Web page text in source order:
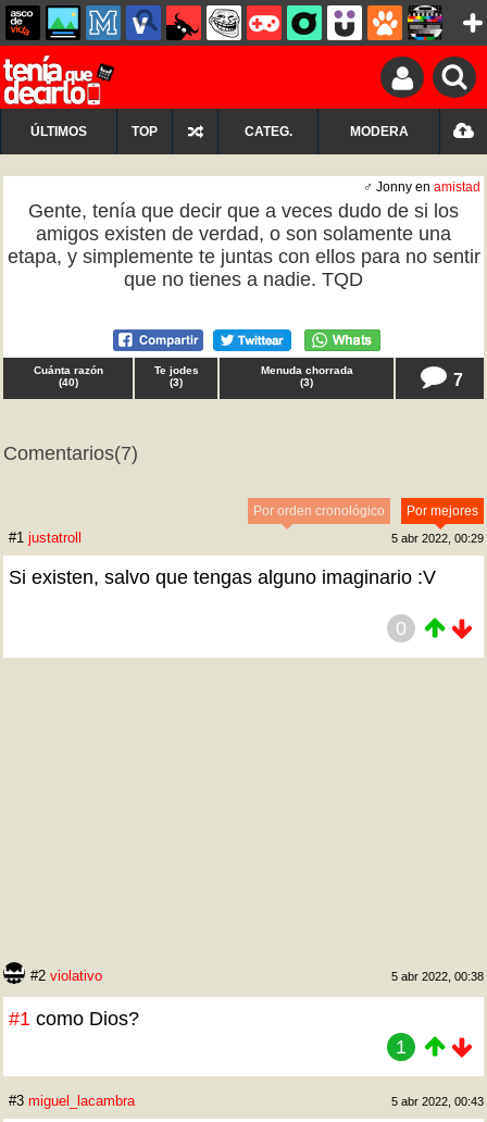
ÚLTIMOS TOP CATEG. MODERA
♂ Jonny en amistad
Gente, tenía que decir que a veces dudo de si los
amigos existen de verdad, o son solamente una
etapa, y simplemente te juntas con ellos para no sentir
que no tienes a nadie. TQD
Cuánta razón
(40)
Te jodes
(3)
Menuda chorrada
(3) 7
Comentarios(7)
Por mejores
Por orden cronológico
#1 justatroll 5 abr 2022, 00:29
Si existen, salvo que tengas alguno imaginario :V
0
#2 violativo 5 abr 2022, 00:38
#1 como Dios?
1
#3 miguel_lacambra 5 abr 2022, 00:43